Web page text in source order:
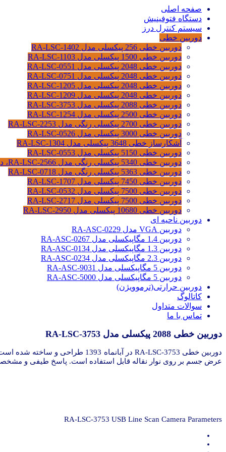
صفحه اصلی
دستگاه فتوفینیش
سیستم کنترل درز
دوربین خطی
دوربین خطی 256 پیکسلی مدل RA-LSC-1402
دوربین خطی 1500 پیکسلی مدل RA-LSC-1103
دوربین خطی 2048 پیکسلی مدل RA-LSC-0551
دوربین خطی 2048 پیکسلی مدل RA-LSC-0751
دوربین خطی 2048 پیکسلی مدل RA-LSC-1205
دوربین خطی 2048 پیکسلی مدل RA-LSC-1209
دوربین خطی 2088 پیکسلی مدل RA-LSC-3753
دوربین خطی 2500 پیکسلی مدل RA-LSC-1254
دوربین خطی 2700 پیکسلی رنگی مدل RA-LSC-2253
دوربین خطی 3000 پیکسلی مدل RA-LSC-0526
آشکارساز خطی 3648 پیکسلی مدل RA-LSC-1304
دوربین خطی 5150 پیکسلی مدل RA-LSC-0553
دوربین خطی 5340 پیکسلی رنگی مدل RA-LSC-2566، دوربین سورتینگ محصولات
دوربین خطی 5363 پیکسلی رنگی مدل RA-LSC-0718
دوربین خطی 7450 پیکسلی مدل RA-LSC-1707
دوربین خطی 7500 پیکسلی مدل RA-LSC-0532
دوربین خطی 7500 پیکسلی مدل RA-LSC-2717
دوربین خطی 10680 پیکسلی مدل RA-LSC-2950
دوربین ناحیه ای
دوربین VGA مدل RA-ASC-0229
دوربین 1.4 مگاپیکسلی مدل RA-ASC-0267
دوربین 1.3 مگاپیکسلی مدل RA-ASC-0134
دوربین 2.3 مگاپیکسلی مدل RA-ASC-0234
دوربین 5 مگاپیکسلی مدل RA-ASC-9031
دوربین 5 مگاپیکسلی مدل RA-ASC-5000
دوربین حرارتی(ترموویژن)
کاتالوگ
سوالات متداول
تماس با ما
دوربین خطی 2088 پیکسلی مدل RA-LSC-3753
عرض جسم بر روی نوار نقاله قابل استفاده است. پاسخ طیفی و
RA-LSC-3753 USB Line Scan Camera Parameters